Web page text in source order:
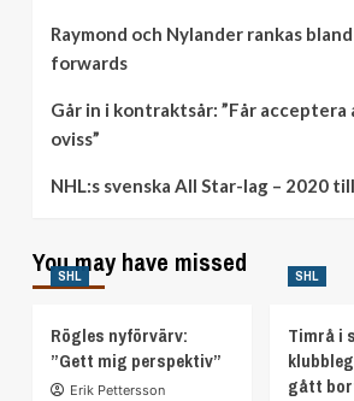
Raymond och Nylander rankas
forwards
Går in i kontraktsår: ”Får
oviss”
NHL:s svenska All Star-lag – 2020
You may have missed
SHL
Rögles nyförvärv:
”Gett mig perspektiv”
Erik Pettersson
SHL
Timrå i
gått